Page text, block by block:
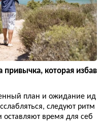
которая избав
план и ожидание ид
следуют ритм
оставляют время для себ